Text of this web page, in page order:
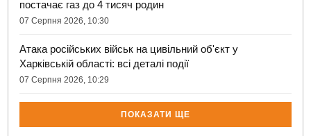
постачає газ до 4 тисяч родин
07 Серпня 2026, 10:30
Атака російських військ на цивільний об'єкт у
Харківській області: всі деталі події
07 Серпня 2026, 10:29
ПОКАЗАТИ ЩЕ